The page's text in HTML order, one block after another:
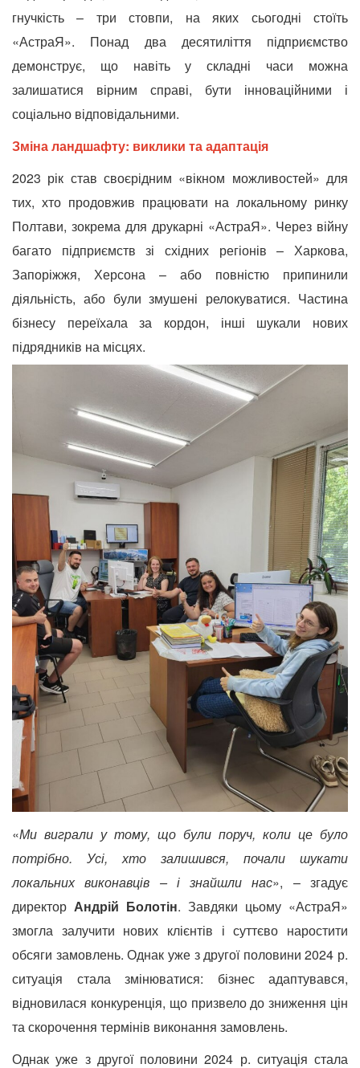
гнучкість – три стовпи, на яких сьогодні стоїть
«АстраЯ». Понад два десятиліття підприємство
демонструє, що навіть у складні часи можна
залишатися вірним справі, бути інноваційними і
соціально відповідальними.
Зміна ландшафту: виклики та адаптація
2023 рік став своєрідним «вікном можливостей» для
тих, хто продовжив працювати на локальному ринку
Полтави, зокрема для друкарні «АстраЯ». Через війну
багато підприємств зі східних регіонів – Харкова,
Запоріжжя, Херсона – або повністю припинили
діяльність, або були змушені релокуватися. Частина
бізнесу переїхала за кордон, інші шукали нових
підрядників на місцях.
«Ми виграли у тому, що були поруч, коли це було
потрібно. Усі, хто залишився, почали шукати
локальних виконавців – ізнайшли нас», – згадує
директор Андрій Болотін. Завдяки цьому «АстраЯ»
змогла залучити нових клієнтів і суттєво наростити
обсяги замовлень. Однак уже з другої половини 2024 р.
ситуація стала змінюватися: бізнес адаптувався,
відновилася конкуренція, що призвело до зниження цін
та скорочення термінів виконання замовлень.
Однак уже з другої половини 2024 р. ситуація стала